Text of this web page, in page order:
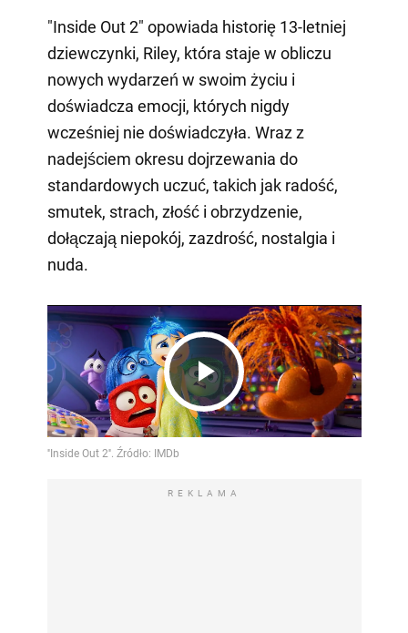
"Inside Out 2" opowiada historię 13-letniej
dziewczynki, Riley, która staje w obliczu
nowych wydarzeń w swoim życiu i
doświadcza emocji, których nigdy
wcześniej nie doświadczyła. Wraz z
nadejściem okresu dojrzewania do
standardowych uczuć, takich jak radość,
smutek, strach, złość i obrzydzenie,
dołączają niepokój, zazdrość, nostalgia i
nuda.
Play
REKLAMA